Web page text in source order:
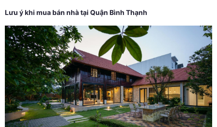
Lưu ý khi mua bán nhà tại Quận Bình Thạnh